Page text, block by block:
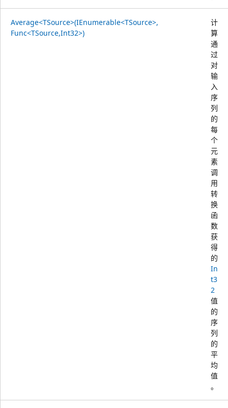
Average<TSource>(IEnumerable<TSource>,
Func<TSource,Int32>)
计
算
通
过
对
输
入
序
列
的
每
个
元
素
调
用
转
换
函
数
获
得
的
In
t3
2
值
的
序
列
的
平
均
值
。